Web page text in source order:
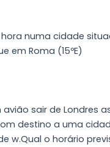
hora numa cidade
em Roma (15ºE)
avião sair de Londres
destino a uma
w.Qual o horário